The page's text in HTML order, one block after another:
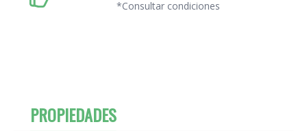
*Consultar condiciones
PROPIEDADES